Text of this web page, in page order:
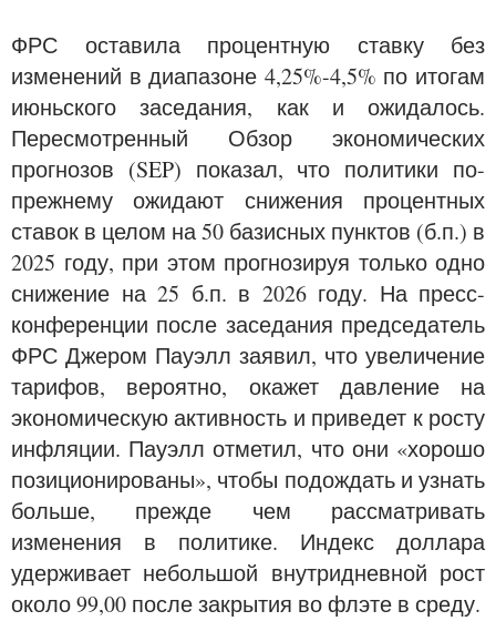
ФРС оставила процентную ставку без
изменений в диапазоне 4,25%-4,5% по итогам
июньского заседания, как и ожидалось.
Пересмотренный Обзор экономических
прогнозов (SEP) показал, что политики по-
прежнему ожидают снижения процентных
ставок в целом на 50 базисных пунктов (б.п.) в
2025 году, при этом прогнозируя только одно
снижение на 25 б.п. в 2026 году. На пресс-
конференции после заседания председатель
ФРС Джером Пауэлл заявил, что увеличение
тарифов, вероятно, окажет давление на
экономическую активность и приведет к росту
инфляции. Пауэлл отметил, что они «хорошо
позиционированы», чтобы подождать и узнать
больше, прежде чем рассматривать
изменения в политике. Индекс доллара
удерживает небольшой внутридневной рост
около 99,00 после закрытия во флэте в среду.